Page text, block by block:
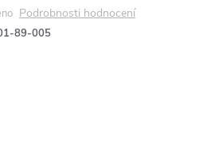
Podrobnosti hodnocení
89-005